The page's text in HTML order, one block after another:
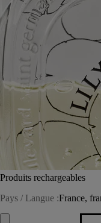
Produits rechargeables
Pays / Langue :France,